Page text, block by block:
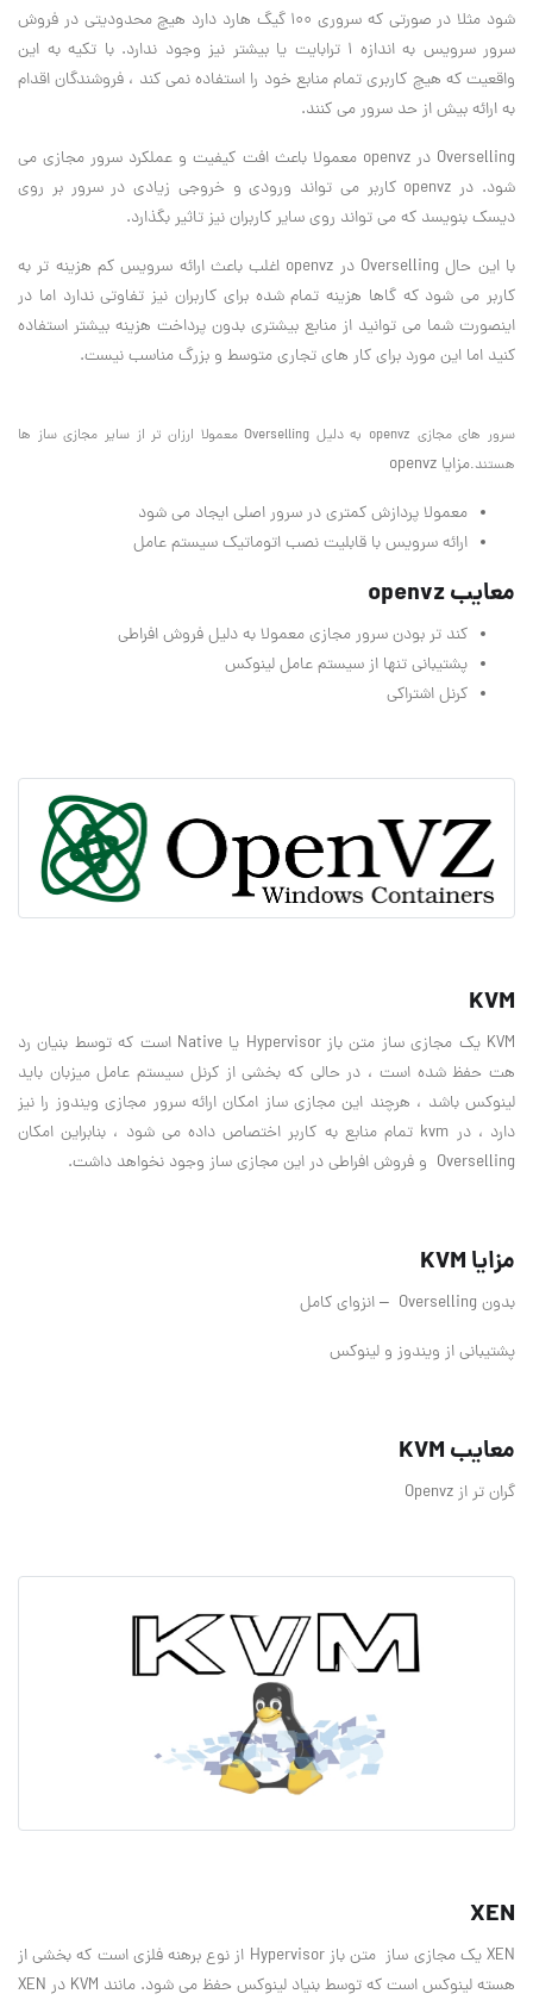
شود مثلا در صورتی که سروری 100 گیگ هارد دارد هیچ محدودیتی در فروش
سرور سرویس به اندازه 1 ترابایت یا بیشتر نیز وجود ندارد. با تکیه به این
واقعیت که هیچ کاربری تمام منابع خود را استفاده نمی کند ، فروشندگان اقدام
به ارائه بیش از حد سرور می کنند.
Overselling در openvz معمولا باعث افت کیفیت و عملکرد سرور مجازی می
شود. در openvz کاربر می تواند ورودی و خروجی زیادی در سرور بر روی
دیسک بنویسد که می تواند روی سایر کاربران نیز تاثیر بگذارد.
با این حال Overselling در openvz اغلب باعث ارائه سرویس کم هزینه تر به
کاربر می شود که گاها هزینه تمام شده برای کاربران نیز تفاوتی ندارد اما در
اینصورت شما می توانید از منابع بیشتری بدون پرداخت هزینه بیشتر استفاده
کنید اما این مورد برای کار های تجاری متوسط و بزرگ مناسب نیست.
سرور های مجازی openvz به دلیل Overselling معمولا ارزان تر از سایر مجازی ساز ها
هستند.مزایا openvz
معمولا پردازش کمتری در سرور اصلی ایجاد می شود
ارائه سرویس با قابلیت نصب اتوماتیک سیستم عامل
معایب openvz
کند تر بودن سرور مجازی معمولا به دلیل فروش افراطی
پشتیبانی تنها از سیستم عامل لینوکس
کرنل اشتراکی
KVM
KVM یک مجازی ساز متن باز Hypervisor یا Native است که توسط بنیان رد
هت حفظ شده است ، در حالی که بخشی از کرنل سیستم عامل میزبان باید
لینوکس باشد ، هرچند این مجازی ساز امکان ارائه سرور مجازی ویندوز را نیز
دارد ، در kvm تمام منابع به کاربر اختصاص داده می شود ، بنابراین امکان
Overselling و فروش افراطی در این مجازی ساز وجود نخواهد داشت.
مزایا KVM
بدون Overselling – انزوای کامل
پشتیبانی از ویندوز و لینوکس
معایب KVM
گران تر از Openvz
XEN
XEN یک مجازی ساز متن باز Hypervisor از نوع برهنه فلزی است که بخشی از
هسته لینوکس است که توسط بنیاد لینوکس حفظ می شود. مانند KVM در XEN